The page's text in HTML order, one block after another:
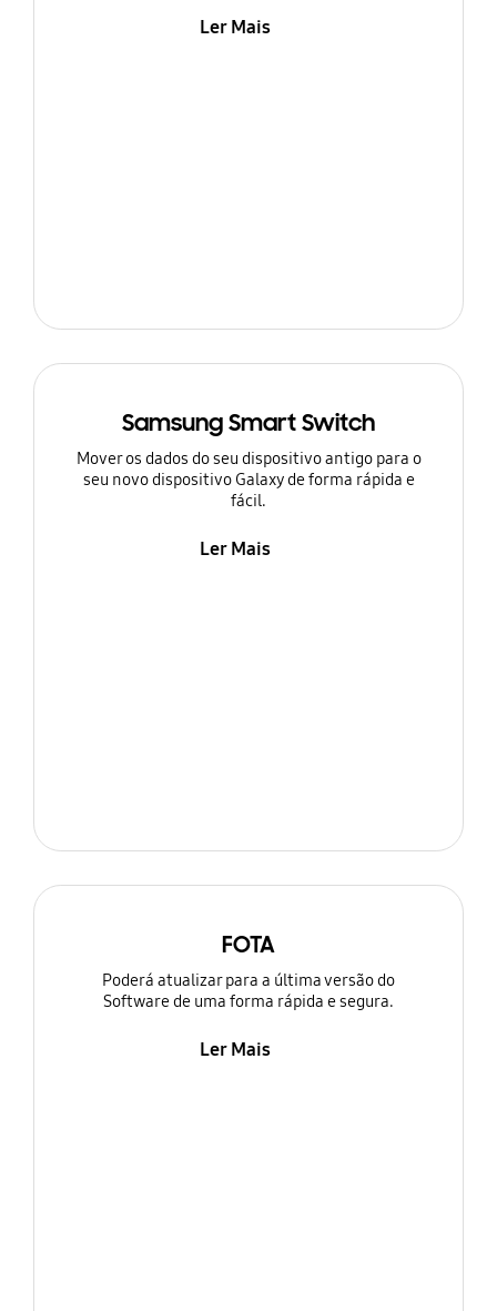
Ler Mais
Samsung Smart Switch
Mover os dados do seu dispositivo antigo para o
seu novo dispositivo Galaxy de forma rápida e
fácil.
Ler Mais
FOTA
Poderá atualizar para a última versão do
Software de uma forma rápida e segura.
Ler Mais